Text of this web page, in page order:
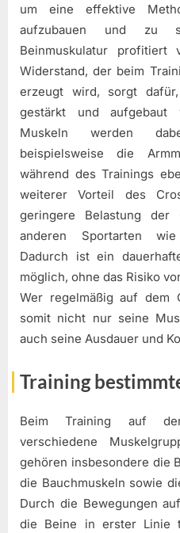
um eine effektive
aufzubauen und zu
Beinmuskulatur profitiert
Widerstand, der beim
erzeugt wird, sorgt
gestärkt und
Muskeln werden
beispielsweise die
während des Trainings
weiterer Vorteil des
geringere Belastung
anderen Sportarten
Dadurch ist ein
möglich, ohne das Risiko
Wer regelmäßig auf dem
somit nicht nur seine
auch seine Ausdauer und
Training
Beim Training auf
verschiedene
gehören insbesondere die
die Bauchmuskeln sowie
Durch die Bewegungen
die Beine in erster Linie